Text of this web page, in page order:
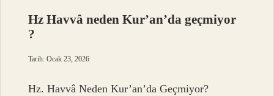
Hz Havvâ neden Kur’an’da geçmiyor
?
Tarih: Ocak 23, 2026
Hz. Havvâ Neden Kur’an’da Geçmiyor?